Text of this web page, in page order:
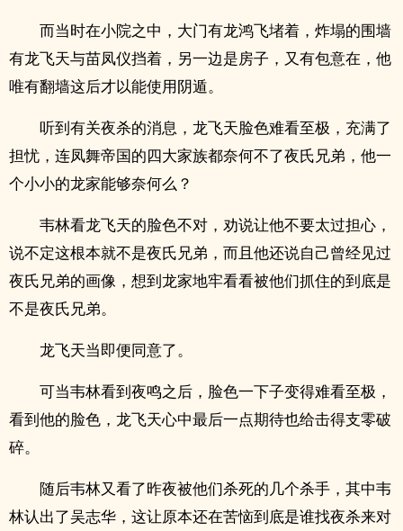
而当时在小院之中，大门有龙鸿飞堵着，炸塌的围墙
有龙飞天与苗凤仪挡着，另一边是房子，又有包意在，他
唯有翻墙这后才以能使用阴遁。
听到有关夜杀的消息，龙飞天脸色难看至极，充满了
担忧，连凤舞帝国的四大家族都奈何不了夜氏兄弟，他一
个小小的龙家能够奈何么？
韦林看龙飞天的脸色不对，劝说让他不要太过担心，
说不定这根本就不是夜氏兄弟，而且他还说自己曾经见过
夜氏兄弟的画像，想到龙家地牢看看被他们抓住的到底是
不是夜氏兄弟。
龙飞天当即便同意了。
可当韦林看到夜鸣之后，脸色一下子变得难看至极，
看到他的脸色，龙飞天心中最后一点期待也给击得支零破
碎。
随后韦林又看了昨夜被他们杀死的几个杀手，其中韦
林认出了吴志华，这让原本还在苦恼到底是谁找夜杀来对